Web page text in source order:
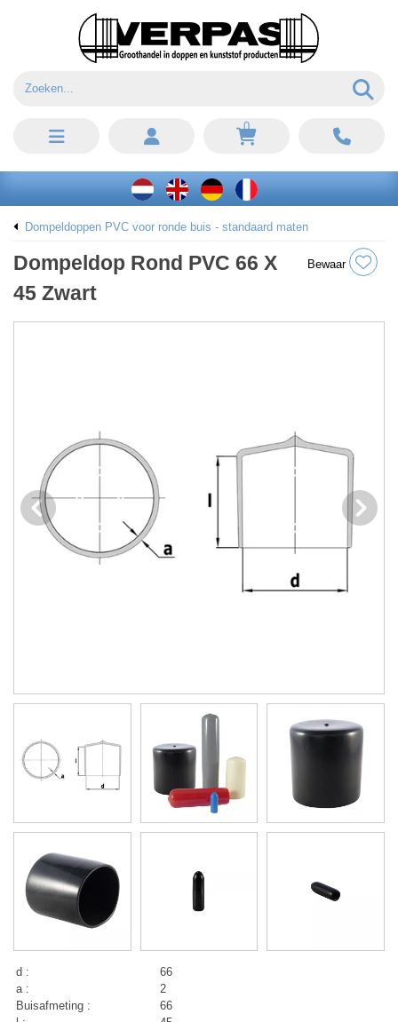
0
Dompeldoppen PVC voor ronde buis - standaard maten
Dompeldop Rond PVC 66 X
45 Zwart
Bewaar
d :
66
a :
2
Buisafmeting :
66